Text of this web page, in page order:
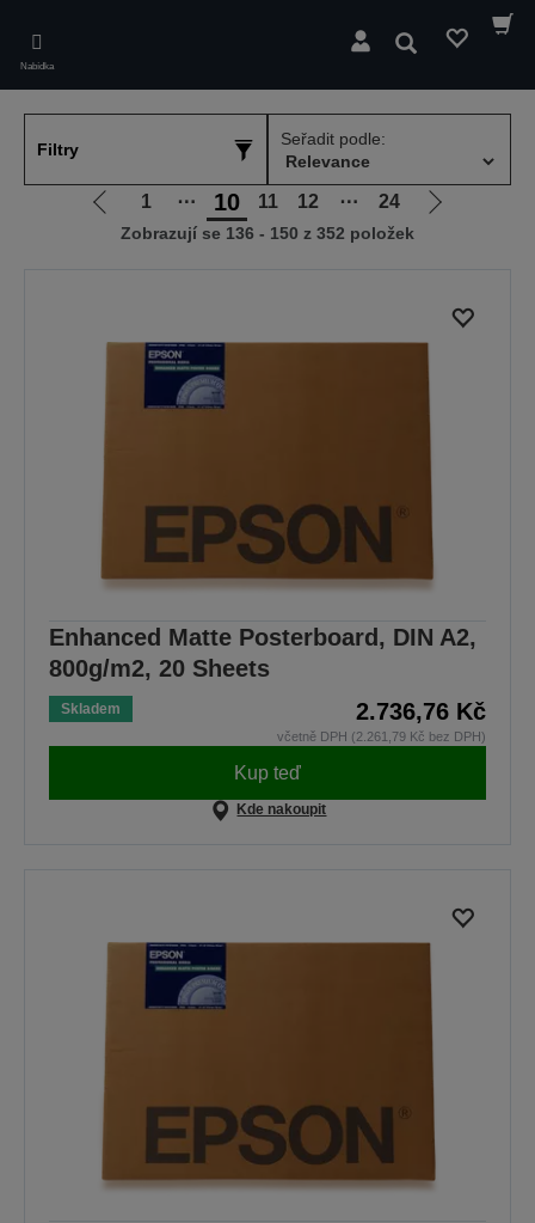
main
content
Nabídka
Hledat
Filtry
Seřadit podle:
Jít
na
1 ⋯ 10 11 12 ⋯ 24
Jít
Zobrazují se 136 - 150 z 352 položek
Enhanced Matte Posterboard, DIN A2,
800g/m2, 20 Sheets
Skladem 2.736,76 Kč
včetně DPH (2.261,79 Kč bez DPH)
Kup teď
Kde nakoupit